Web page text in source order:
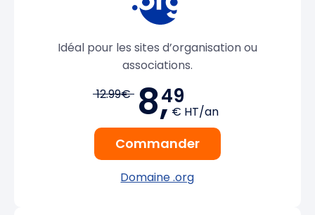
Idéal pour les sites d’organisation ou
associations.
12.99€ 8,49
€ HT/an
Commander
Domaine .org